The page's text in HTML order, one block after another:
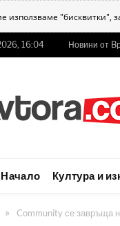
използваме "бисквитки",
16:04 Новини от
Начало Култура и
» Community се завръща